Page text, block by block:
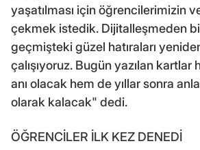
yaşatılması için öğrencilerimizin
çekmek istedik. Dijitalleşmeden
geçmişteki güzel hatıraları
çalışıyoruz. Bugün yazılan
anı olacak hem de yıllar sonra
olarak kalacak" dedi.
ÖĞRENCİLER İLK KEZ DENEDİ